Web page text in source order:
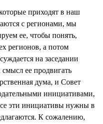
приходят в наш
с регионами, мы
ее, чтобы понять,
регионов, а потом
на заседании
ее продвигать
дума, и Совет
инициативами,
эти инициативы нужны в
К сожалению,